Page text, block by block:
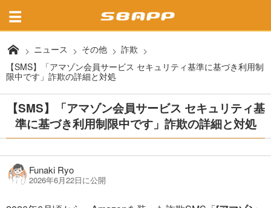
ニュース その他
詐欺
【SMS】「アマゾン会員サービス セキュリティ基準に基づき利用制
限中です」詐欺の詳細と対処
【SMS】「アマゾン会員サービス セキュリティ基
準に基づき利用制限中です」詐欺の詳細と対処
Funaki Ryo
2026年6月22日に公開